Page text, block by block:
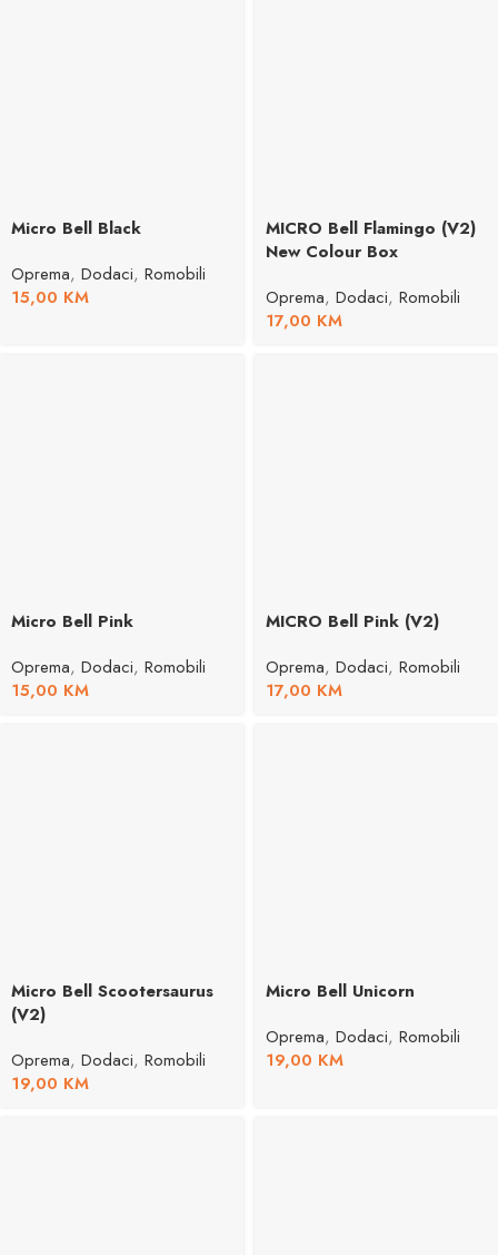
Micro Bell Black
Oprema, Dodaci, Romobili
15,00 KM
MICRO Bell Flamingo (V2)
New Colour Box
Oprema, Dodaci, Romobili
17,00 KM
Micro Bell Pink
Oprema, Dodaci, Romobili
15,00 KM
MICRO Bell Pink (V2)
Oprema, Dodaci, Romobili
17,00 KM
Micro Bell Scootersaurus
(V2)
Oprema, Dodaci, Romobili
19,00 KM
Micro Bell Unicorn
Oprema, Dodaci, Romobili
19,00 KM